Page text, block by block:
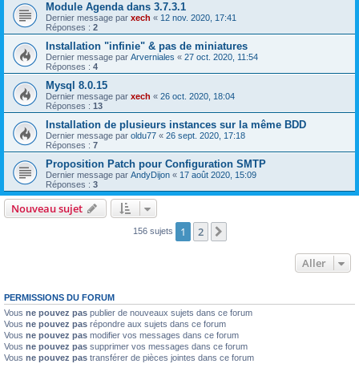
Module Agenda dans 3.7.3.1
Dernier message par xech « 12 nov. 2020, 17:41
Réponses : 2
Installation "infinie" & pas de miniatures
Dernier message par Arverniales « 27 oct. 2020, 11:54
Réponses : 4
Mysql 8.0.15
Dernier message par xech « 26 oct. 2020, 18:04
Réponses : 13
Installation de plusieurs instances sur la même BDD
Dernier message par oldu77 « 26 sept. 2020, 17:18
Réponses : 7
Proposition Patch pour Configuration SMTP
Dernier message par AndyDijon « 17 août 2020, 15:09
Réponses : 3
Nouveau sujet
156 sujets 1 2
Aller
PERMISSIONS DU FORUM
Vous ne pouvez pas publier de nouveaux sujets dans ce forum
Vous ne pouvez pas répondre aux sujets dans ce forum
Vous ne pouvez pas modifier vos messages dans ce forum
Vous ne pouvez pas supprimer vos messages dans ce forum
Vous ne pouvez pas transférer de pièces jointes dans ce forum